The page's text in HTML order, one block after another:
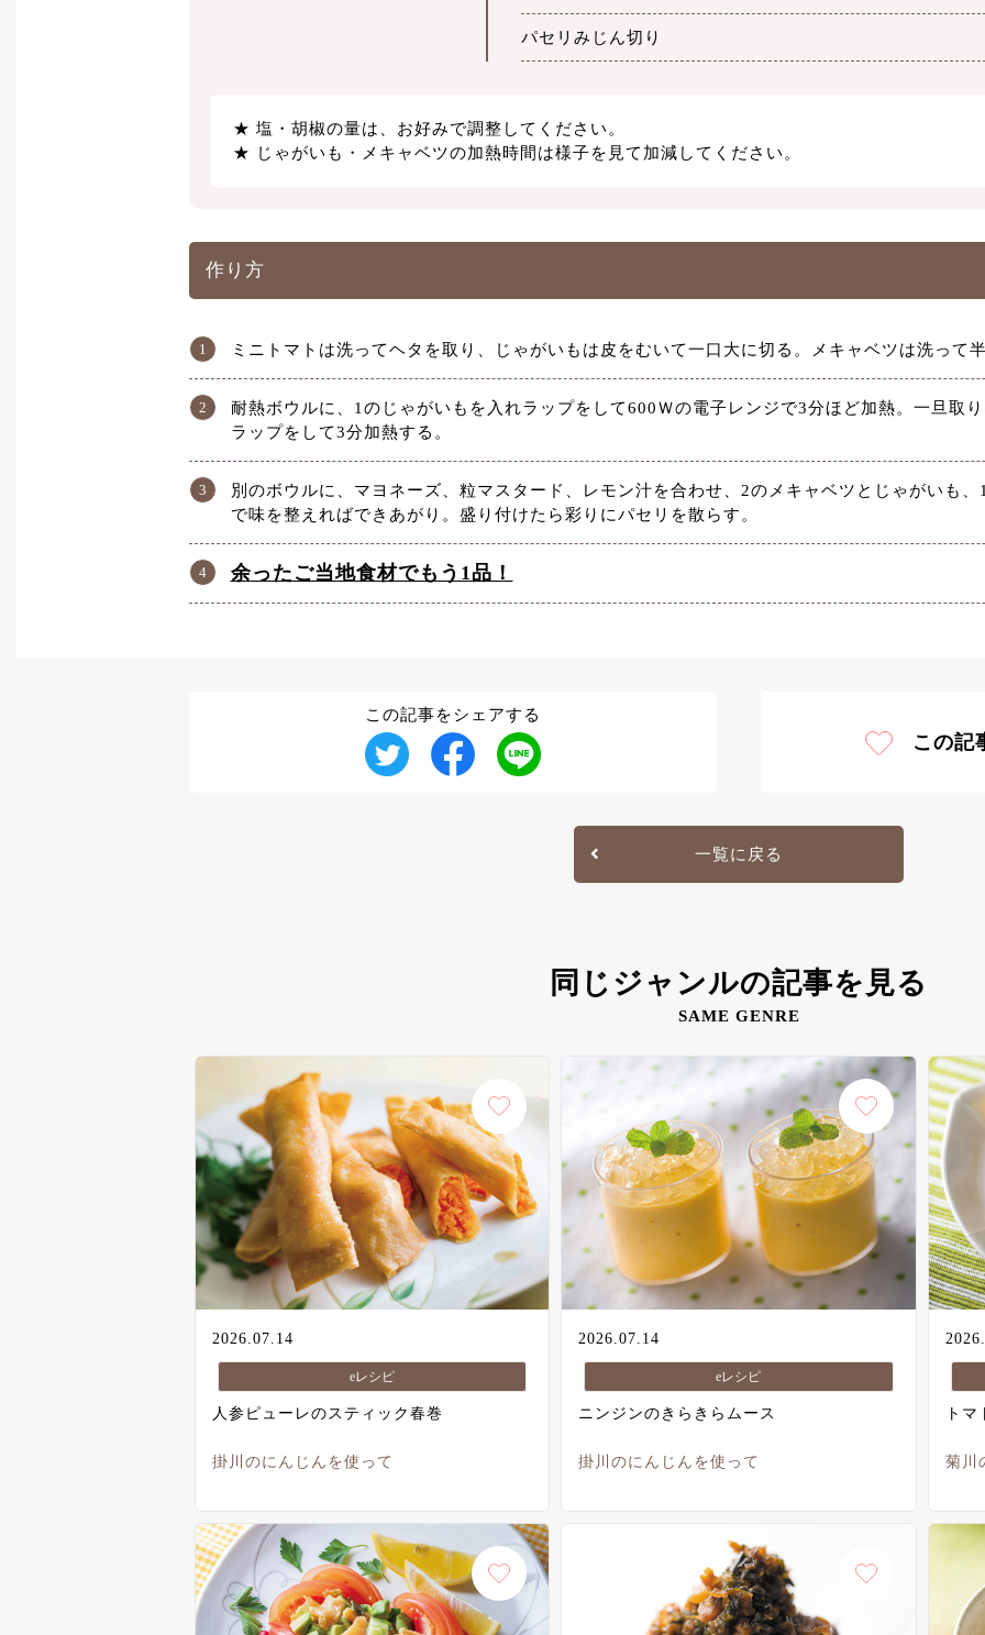
パセリみじん切り
塩・胡椒の量は、お好みで調整してください。
じゃがいも・メキャベツの加熱時間は様子を見て加減してください。
作り方
ミニトマトは洗ってヘタを取り、じゃがいもは皮をむいて一口大に切る。メキャベツは洗って
耐熱ボウルに、1のじゃがいもを入れラップをして600Ｗの電子レンジで3分ほど加熱。一旦取
ラップをして3分加熱する。
別のボウルに、マヨネーズ、粒マスタード、レモン汁を合わせ、2のメキャベツとじゃがいも
で味を整えればできあがり。盛り付けたら彩りにパセリを散らす。
余ったご当地食材でもう1品！
この記事をシェアする
この記
一覧に戻る
同じジャンルの記事を見る
SAME GENRE
2026.07.14
eレシピ
人参ピューレのスティック春巻
掛川のにんじんを使って
2026.07.14
eレシピ
ニンジンのきらきらムース
掛川のにんじんを使って
ト
菊川